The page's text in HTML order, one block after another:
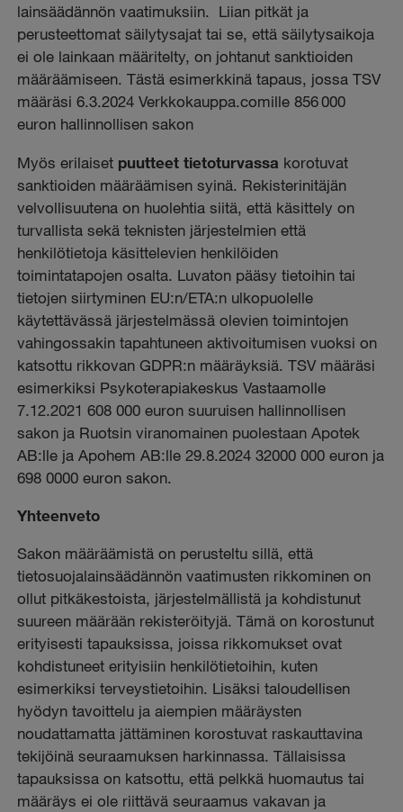
lainsäädännön vaatimuksiin. Liian pitkät ja
perusteettomat säilytysajat tai se, että säilytysaikoja
ei ole lainkaan määritelty, on johtanut sanktioiden
määräämiseen. Tästä esimerkkinä tapaus, jossa TSV
määräsi 6.3.2024 Verkkokauppa.comille 856 000
euron hallinnollisen sakon
Myös erilaiset puutteet tietoturvassa korotuvat
sanktioiden määräämisen syinä. Rekisterinitäjän
velvollisuutena on huolehtia siitä, että käsittely on
turvallista sekä teknisten järjestelmien että
henkilötietoja käsittelevien henkilöiden
toimintatapojen osalta. Luvaton pääsy tietoihin tai
tietojen siirtyminen EU:n/ETA:n ulkopuolelle
käytettävässä järjestelmässä olevien toimintojen
vahingossakin tapahtuneen aktivoitumisen vuoksi on
katsottu rikkovan GDPR:n määräyksiä. TSV määräsi
esimerkiksi Psykoterapiakeskus Vastaamolle
7.12.2021 608 000 euron suuruisen hallinnollisen
sakon ja Ruotsin viranomainen puolestaan Apotek
AB:lle ja Apohem AB:lle 29.8.2024 32000 000 euron ja
698 0000 euron sakon.
Yhteenveto
Sakon määräämistä on perusteltu sillä, että
tietosuojalainsäädännön vaatimusten rikkominen on
ollut pitkäkestoista, järjestelmällistä ja kohdistunut
suureen määrään rekisteröityjä. Tämä on korostunut
erityisesti tapauksissa, joissa rikkomukset ovat
kohdistuneet erityisiin henkilötietoihin, kuten
esimerkiksi terveystietoihin. Lisäksi taloudellisen
hyödyn tavoittelu ja aiempien määräysten
noudattamatta jättäminen korostuvat raskauttavina
tekijöinä seuraamuksen harkinnassa. Tällaisissa
tapauksissa on katsottu, että pelkkä huomautus tai
määräys ei ole riittävä seuraamus vakavan ja